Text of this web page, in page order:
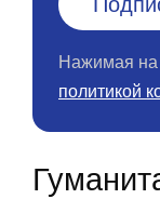
Нажимая на
политикой